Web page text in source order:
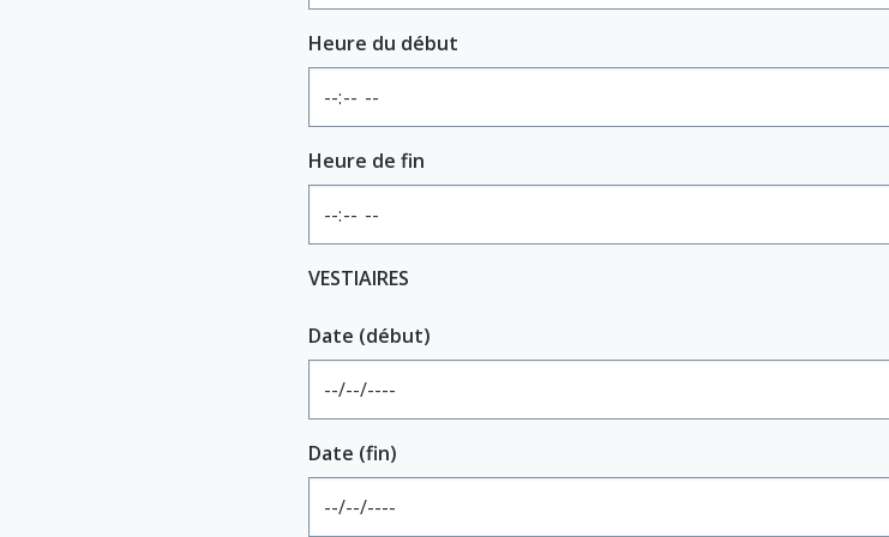
Heure du début
Heure de fin
VESTIAIRES
Date (début)
Date (fin)